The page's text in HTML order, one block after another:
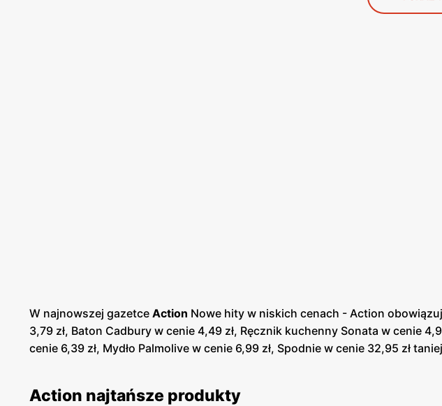
W najnowszej gazetce Action Nowe hity w niskich cenach - Action
3,79 zł, Baton Cadbury w cenie 4,49 zł, Ręcznik kuchenny Sonata w cenie
cenie 6,39 zł, Mydło Palmolive w cenie 6,99 zł, Spodnie w cenie 32,95 zł
Action najtańsze produkty